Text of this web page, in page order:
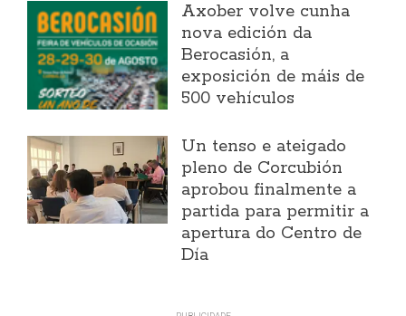
Axober volve cunha
nova edición da
Berocasión, a
exposición de máis de
500 vehículos
Un tenso e ateigado
pleno de Corcubión
aprobou finalmente a
partida para permitir a
apertura do Centro de
Día